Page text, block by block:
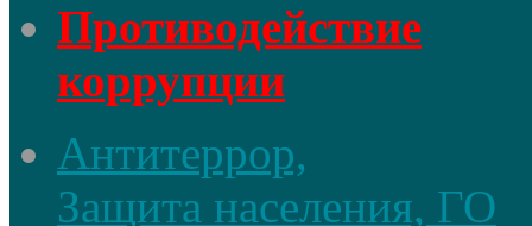
Противодействие
коррупции
Антитеррор,
Защита населения, ГО